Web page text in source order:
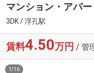
マンション・アパ
3DK / 浮孔駅
賃料4.50万円 / 管
1 /16